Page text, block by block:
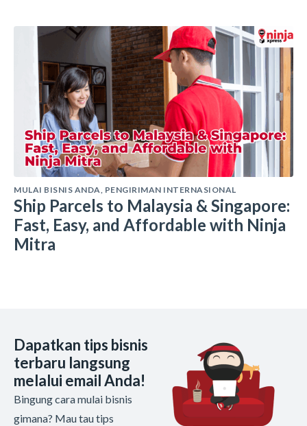
MULAI BISNIS ANDA, PENGIRIMAN INTERNASIONAL
Ship Parcels to Malaysia & Singapore:
Fast, Easy, and Affordable with Ninja
Mitra
Dapatkan tips bisnis
terbaru langsung
melalui email Anda!
Bingung cara mulai bisnis
gimana? Mau tau tips